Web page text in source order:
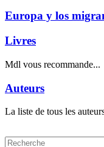
Europa y los
Livres
Mdl vous recommande...
Auteurs
La liste de tous les